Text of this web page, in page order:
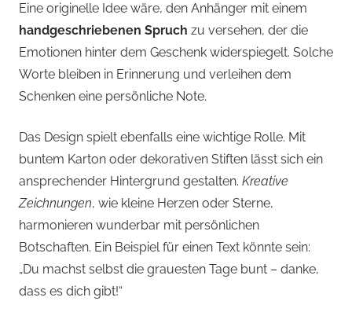
Eine originelle Idee wäre, den Anhänger mit einem
handgeschriebenen Spruch zu versehen, der die
Emotionen hinter dem Geschenk widerspiegelt. Solche
Worte bleiben in Erinnerung und verleihen dem
Schenken eine persönliche Note.
Das Design spielt ebenfalls eine wichtige Rolle. Mit
buntem Karton oder dekorativen Stiften lässt sich ein
ansprechender Hintergrund gestalten. Kreative
Zeichnungen, wie kleine Herzen oder Sterne,
harmonieren wunderbar mit persönlichen
Botschaften. Ein Beispiel für einen Text könnte sein:
„Du machst selbst die grauesten Tage bunt – danke,
dass es dich gibt!“